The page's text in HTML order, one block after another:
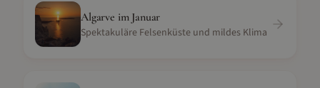
Algarve im Januar
Spektakuläre Felsenküste und mildes Klima